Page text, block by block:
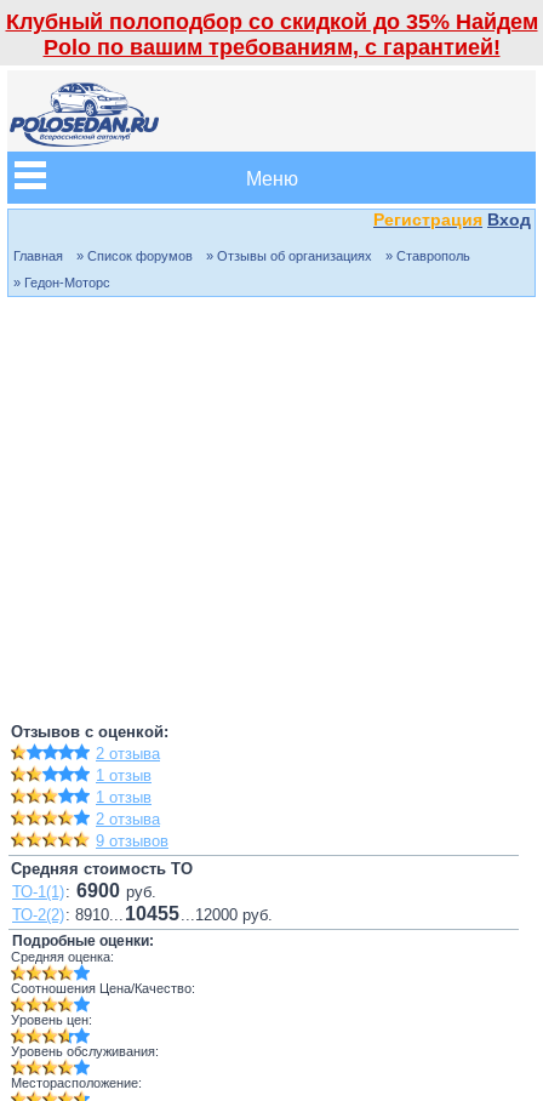
Клубный полоподбор со скидкой до 35% Найдем
Polo по вашим требованиям, с гарантией!
Меню
Регистрация Вход
Главная » Список форумов » Отзывы об организациях
» Ставрополь
» Гедон-Моторс
Отзывов с оценкой:
2 отзыва
1 отзыв
1 отзыв
2 отзыва
9 отзывов
Средняя стоимость ТО
ТО-1(1): 6900 руб.
ТО-2(2): 8910... 10455...12000 руб.
Подробные оценки:
Средняя оценка:
Соотношения Цена/Качество:
Уровень цен:
Уровень обслуживания:
Месторасположение: